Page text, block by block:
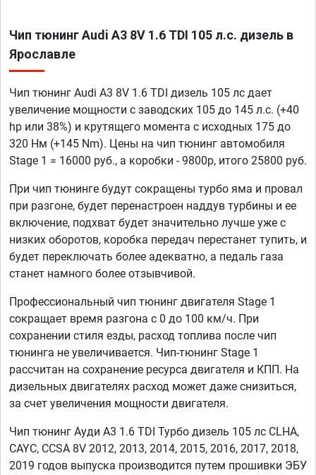
Чип тюнинг Audi A3 8V 1.6 TDI 105 л.с. дизель в
Ярославле
Чип тюнинг Audi A3 8V 1.6 TDI дизель 105 лс дает
увеличение мощности с заводских 105 до 145 л.с. (+40
hp или 38%) и крутящего момента с исходных 175 до
320 Нм (+145 Nm). Цены на чип тюнинг автомобиля
Stage 1 = 16000 руб., а коробки - 9800р, итого 25800 руб.
При чип тюнинге будут сокращены турбо яма и провал
при разгоне, будет перенастроен наддув турбины и ее
включение, подхват будет значительно лучше уже с
низких оборотов, коробка передач перестанет тупить, и
будет переключать более адекватно, а педаль газа
станет намного более отзывчивой.
Профессиональный чип тюнинг двигателя Stage 1
сокращает время разгона с 0 до 100 км/ч. При
сохранении стиля езды, расход топлива после чип
тюнинга не увеличивается. Чип-тюнинг Stage 1
рассчитан на сохранение ресурса двигателя и КПП. На
дизельных двигателях расход может даже снизиться,
за счет увеличения мощности двигателя.
Чип тюнинг Ауди А3 1.6 TDI Турбо дизель 105 лс CLHA,
CAYC, CCSA 8V 2012, 2013, 2014, 2015, 2016, 2017, 2018,
2019 годов выпуска производится путем прошивки ЭБУ